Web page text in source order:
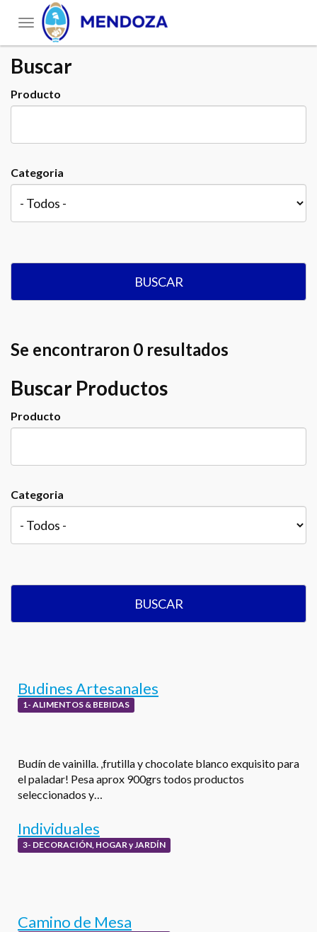
Toggle
navigation
Buscar
Producto
Categoria
BUSCAR
Se encontraron 0 resultados
Buscar Productos
Producto
Categoria
BUSCAR
Budines Artesanales
1- ALIMENTOS & BEBIDAS
Budín de vainilla. ,frutilla y chocolate blanco exquisito para
el paladar! Pesa aprox 900grs todos productos
seleccionados y…
Individuales
3- DECORACIÓN, HOGAR y JARDÍN
Camino de Mesa